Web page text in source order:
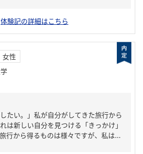
体験記の詳細はこちら
女性
たい。」私が自分がしてきた旅行から
は新しい自分を見つける「きっかけ」
行から得るものは様々ですが、私は...